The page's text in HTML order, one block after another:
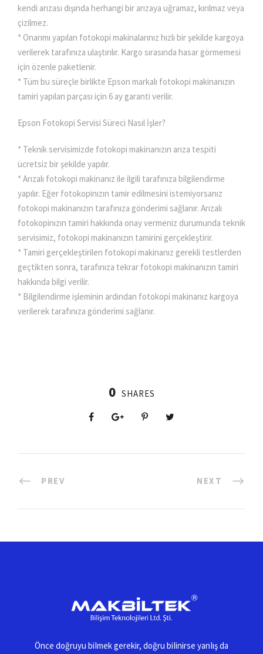
kendi arızası dışında herhangi bir arızaya uğramaz, kırılmaz veya
çizilmez.
* Onarımı yapılan fotokopi makinalarınız hızlı bir şekilde kargoya
verilerek tarafınıza ulaştırılır. Kargo sırasında hasar görmemesi
için özenle paketlenir.
* Tüm bu süreçle birlikte Epson markalı fotokopi makinanızın
tamiri yapılan parçası için 6 ay garanti verilir.
Epson Fotokopi Servisi Süreci Nasıl İşler?
* Teknik servisimizde fotokopi makinanızın arıza tespiti
ücretsiz bir şekilde yapılır.
* Arızalı fotokopi makinanız ile ilgili tarafınıza bilgilendirme
yapılır. Eğer fotokopinızın tamir edilmesini istemiyorsanız
fotokopi makinanızın tarafınıza gönderimi sağlanır. Arızalı
fotokopinızın tamiri hakkında onay vermeniz durumunda teknik
servisimiz, fotokopi makinanızın tamirini gerçekleştirir.
* Tamiri gerçekleştirilen fotokopi makinanız gerekli testlerden
geçtikten sonra, tarafınıza tekrar fotokopi makinanızın tamiri
hakkında bilgi verilir.
* Bilgilendirme işleminin ardından fotokopi makinanız kargoya
verilerek tarafınıza gönderimi sağlanır.
0 SHARES
PREV NEXT
Önce doğruyu biImek gerekir, doğru biIinirse yanIış da